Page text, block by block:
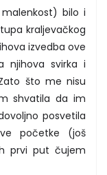
bilo i
kraljevačkog
izvedba ove
njihova svirka i
što me nisu
shvatila da im
posvetila
početke (još
prvi put čujem